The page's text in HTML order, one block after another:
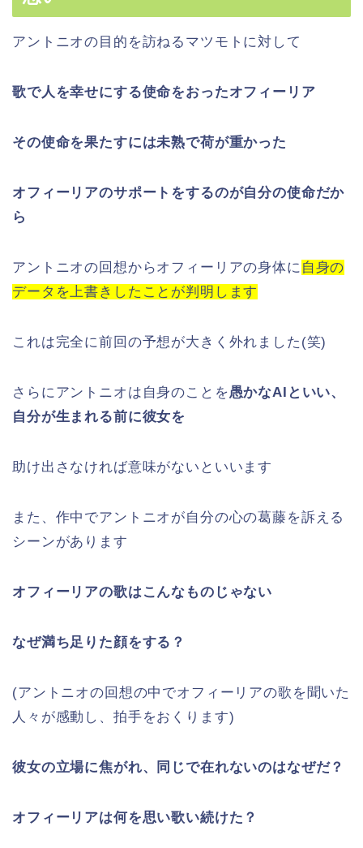
アントニオの目的を訪ねるマツモトに対して
歌で人を幸せにする使命をおったオフィーリア
その使命を果たすには未熟で荷が重かった
オフィーリアのサポートをするのが自分の使命だか
ら
アントニオの回想からオフィーリアの身体に 自身の
データを上書きしたことが判明します
これは完全に前回の予想が大きく外れました(笑)
さらにアントニオは自身のことを愚かなAIといい、
自分が生まれる前に彼女を
助け出さなければ意味がないといいます
また、作中でアントニオが自分の心の葛藤を訴える
シーンがあります
オフィーリアの歌はこんなものじゃない
なぜ満ち足りた顔をする？
(アントニオの回想の中でオフィーリアの歌を聞いた
人々が感動し、拍手をおくります)
彼女の立場に焦がれ、同じで在れないのはなぜだ？
オフィーリアは何を思い歌い続けた？